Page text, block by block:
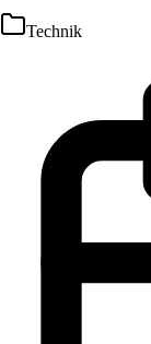
Technik